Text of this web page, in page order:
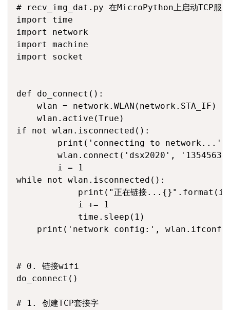
# recv_img_dat.py 在MicroPython上启动TCP服务
import time
import network
import machine
import socket
def do_connect():
    wlan = network.WLAN(network.STA_IF)
    wlan.active(True)
if not wlan.isconnected():
        print('connecting to network...')
wlan.connect('dsx2020',
        i = 1
while not wlan.isconnected():
print("正在链接
            i += 1
            time.sleep(1)
print('network config:',
# 0. 链接wifi
do_connect()
# 1. 创建TCP套接字
COPY